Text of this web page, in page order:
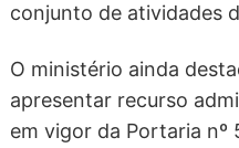
conjunto de atividades
O ministério ainda
apresentar recurso
em vigor da Portaria nº